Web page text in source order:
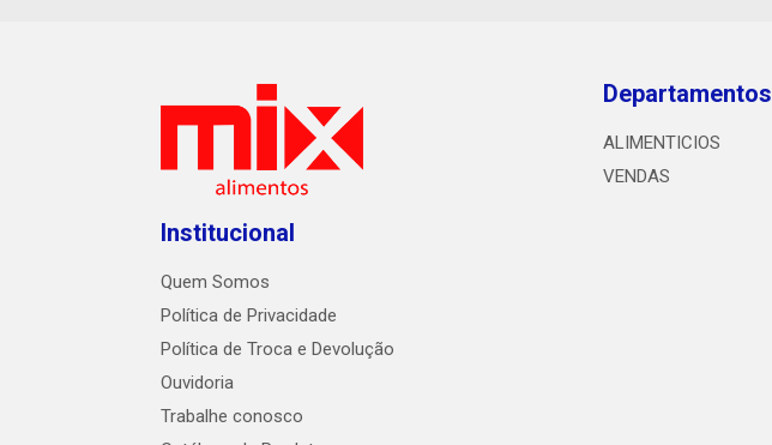
Institucional
Quem Somos
Política de Privacidade
Política de Troca e Devolução
Ouvidoria
Trabalhe conosco
Departamentos
ALIMENTICIOS
VENDAS